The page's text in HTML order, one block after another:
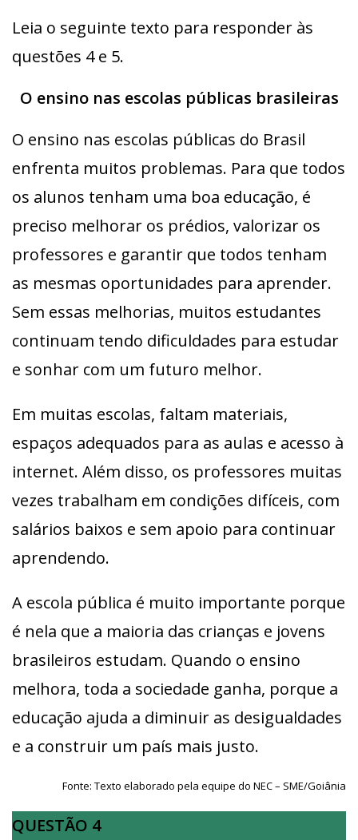
Leia o seguinte texto para responder às
questões 4 e 5.
O ensino nas escolas públicas brasileiras
O ensino nas escolas públicas do Brasil
enfrenta muitos problemas. Para que todos
os alunos tenham uma boa educação, é
preciso melhorar os prédios, valorizar os
professores e garantir que todos tenham
as mesmas oportunidades para aprender.
Sem essas melhorias, muitos estudantes
continuam tendo dificuldades para estudar
e sonhar com um futuro melhor.
Em muitas escolas, faltam materiais,
espaços adequados para as aulas e acesso à
internet. Além disso, os professores muitas
vezes trabalham em condições difíceis, com
salários baixos e sem apoio para continuar
aprendendo.
A escola pública é muito importante porque
é nela que a maioria das crianças e jovens
brasileiros estudam. Quando o ensino
melhora, toda a sociedade ganha, porque a
educação ajuda a diminuir as desigualdades
e a construir um país mais justo.
Fonte: Texto elaborado pela equipe do NEC – SME/Goiânia
QUESTÃO 4